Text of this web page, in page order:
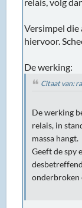
Versimpel
hiervoor.
De werking:
Citaat van:
De werking
relais, in
massa hangt.
Geeft de spy
onderbroken